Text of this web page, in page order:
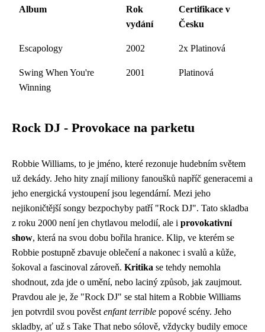
Album
Rok
vydání
Certifikace v
Česku
Escapology 2002 2x Platinová
Swing When You're
Winning
2001 Platinová
Rock DJ - Provokace na parketu
Robbie Williams, to je jméno, které rezonuje hudebním světem
už dekády. Jeho hity znají miliony fanoušků napříč generacemi a
jeho energická vystoupení jsou legendární. Mezi jeho
nejikoničtější songy bezpochyby patří "Rock DJ". Tato skladba
z roku 2000 není jen chytlavou melodií, ale i provokativní
show, která na svou dobu bořila hranice. Klip, ve kterém se
Robbie postupně zbavuje oblečení a nakonec i svalů a kůže,
šokoval a fascinoval zároveň. Kritika se tehdy nemohla
shodnout, zda jde o umění, nebo laciný způsob, jak zaujmout.
Pravdou ale je, že "Rock DJ" se stal hitem a Robbie Williams
jen potvrdil svou pověst enfant terrible popové scény. Jeho
skladby, ať už s Take That nebo sólově, vždycky budily emoce